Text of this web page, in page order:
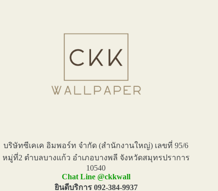
และ
จัด
ลำลูกกา
คลองหลวง
บริษัทซีเคเค อิมพอร์ท จำกัด (สำนักงานใหญ่) เลขที่ 95/6
หมู่ที่2 ตำบลบางแก้ว อำเภอบางพลี จังหวัดสมุทรปราการ
10540
Chat Line @ckkwall
ยินดีบริการ 092-384-9937